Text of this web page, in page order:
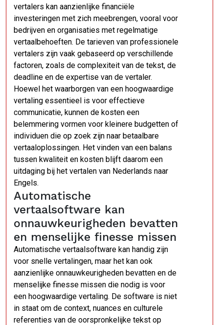
vertalers kan aanzienlijke financiële
investeringen met zich meebrengen, vooral voor
bedrijven en organisaties met regelmatige
vertaalbehoeften. De tarieven van professionele
vertalers zijn vaak gebaseerd op verschillende
factoren, zoals de complexiteit van de tekst, de
deadline en de expertise van de vertaler.
Hoewel het waarborgen van een hoogwaardige
vertaling essentieel is voor effectieve
communicatie, kunnen de kosten een
belemmering vormen voor kleinere budgetten of
individuen die op zoek zijn naar betaalbare
vertaaloplossingen. Het vinden van een balans
tussen kwaliteit en kosten blijft daarom een
uitdaging bij het vertalen van Nederlands naar
Engels.
Automatische
vertaalsoftware kan
onnauwkeurigheden bevatten
en menselijke finesse missen
Automatische vertaalsoftware kan handig zijn
voor snelle vertalingen, maar het kan ook
aanzienlijke onnauwkeurigheden bevatten en de
menselijke finesse missen die nodig is voor
een hoogwaardige vertaling. De software is niet
in staat om de context, nuances en culturele
referenties van de oorspronkelijke tekst op